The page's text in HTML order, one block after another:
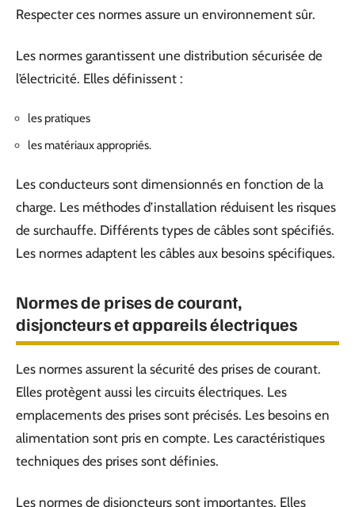
Respecter ces normes assure un environnement sûr.
Les normes garantissent une distribution sécurisée de
l’électricité. Elles définissent :
les pratiques
les matériaux appropriés.
Les conducteurs sont dimensionnés en fonction de la
charge. Les méthodes d’installation réduisent les risques
de surchauffe. Différents types de câbles sont spécifiés.
Les normes adaptent les câbles aux besoins spécifiques.
Normes de prises de courant,
disjoncteurs et appareils électriques
Les normes assurent la sécurité des prises de courant.
Elles protègent aussi les circuits électriques. Les
emplacements des prises sont précisés. Les besoins en
alimentation sont pris en compte. Les caractéristiques
techniques des prises sont définies.
Les normes de disjoncteurs sont importantes. Elles